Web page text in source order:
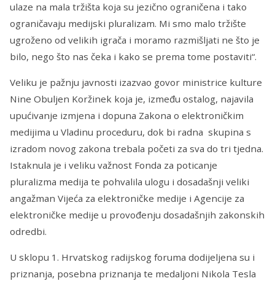
ulaze na mala tržišta koja su jezično ograničena i tako
ograničavaju medijski pluralizam. Mi smo malo tržište
ugroženo od velikih igrača i moramo razmišljati ne što je
bilo, nego što nas čeka i kako se prema tome postaviti“.
Veliku je pažnju javnosti izazvao govor ministrice kulture
Nine Obuljen Koržinek koja je, između ostalog, najavila
upućivanje izmjena i dopuna Zakona o elektroničkim
medijima u Vladinu proceduru, dok bi radna skupina s
izradom novog zakona trebala početi za sva do tri tjedna.
Istaknula je i veliku važnost Fonda za poticanje
pluralizma medija te pohvalila ulogu i dosadašnji veliki
angažman Vijeća za elektroničke medije i Agencije za
elektroničke medije u provođenju dosadašnjih zakonskih
odredbi.
U sklopu 1. Hrvatskog radijskog foruma dodijeljena su i
priznanja, posebna priznanja te medaljoni Nikola Tesla